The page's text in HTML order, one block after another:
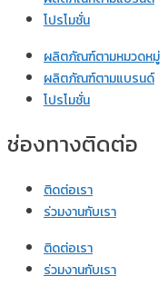
โปรโมชั่น
ผลิตภัณฑ์ตามหมวดหมู่
ผลิตภัณฑ์ตามแบรนด์
โปรโมชั่น
ช่องทางติดต่อ
ติดต่อเรา
ร่วมงานกับเรา
ติดต่อเรา
ร่วมงานกับเรา